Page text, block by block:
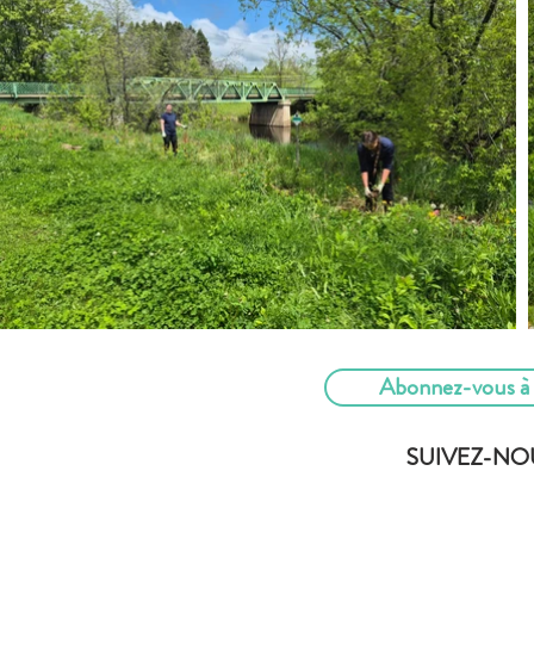
Abonnez-vous
SUIVEZ-